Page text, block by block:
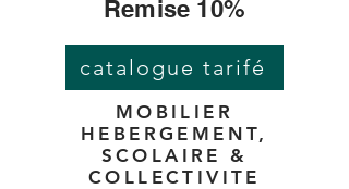
Remise 10%
catalogue tarifé
MOBILIER
HEBERGEMENT,
SCOLAIRE &
COLLECTIVITE